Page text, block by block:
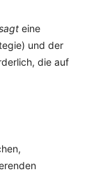
eine
und der
die auf